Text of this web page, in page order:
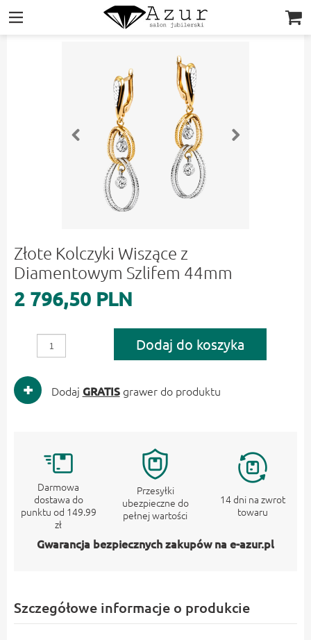
|||
Złote Kolczyki Wiszące z
Diamentowym Szlifem 44mm
2 796,50 PLN
Dodaj do koszyka
Dodaj GRATISgrawer do produktu
Darmowa
dostawa do
punktu od 149.99
zł
Przesyłki
ubezpieczne do
pełnej wartości
14 dni na zwrot
towaru
Gwarancja bezpiecznych zakupów na e-azur.pl
Szczegółowe informacje o produkcie